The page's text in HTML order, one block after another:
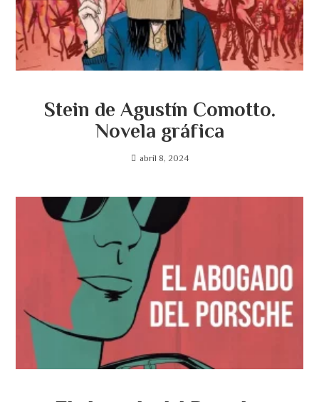
Stein de Agustín Comotto.
Novela gráfica
abril 8, 2024